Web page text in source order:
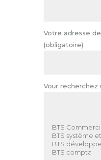
Votre adresse
(obligatoire)
Vour recherchez